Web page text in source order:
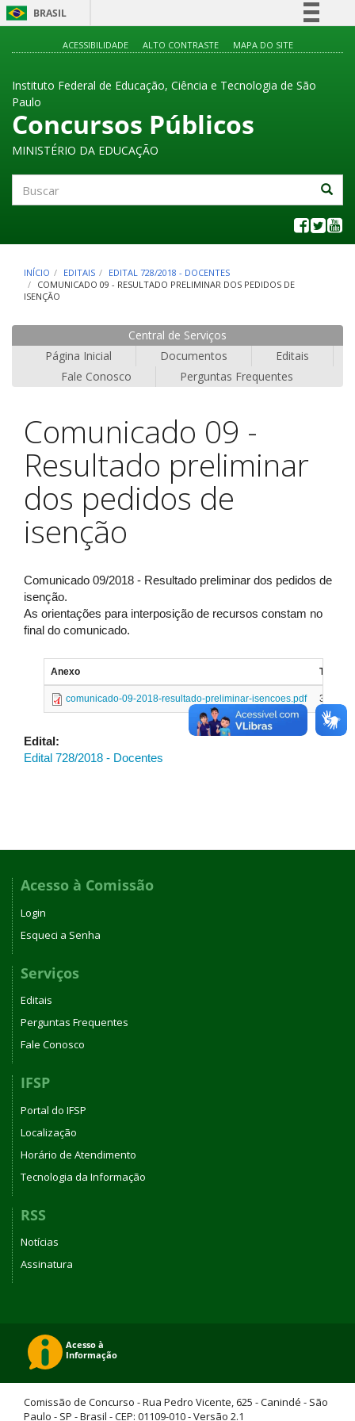
BRASIL
Participe
Legislação
ACESSIBILIDADE ALTO CONTRASTE MAPA DO SITE
Instituto Federal de Educação, Ciência e Tecnologia de São
Paulo
Concursos Públicos
MINISTÉRIO DA EDUCAÇÃO
INÍCIO EDITAIS
EDITAL 728/2018 - DOCENTES
COMUNICADO 09 - RESULTADO PRELIMINAR DOS PEDIDOS DE
ISENÇÃO
Central de Serviços
Página Inicial
Documentos
Editais
Fale Conosco
Perguntas Frequentes
Comunicado 09 -
Resultado preliminar
dos pedidos de
isenção
Comunicado 09/2018 - Resultado preliminar dos pedidos de
isenção.
As orientações para interposição de recursos constam no
final do comunicado.
Anexo
comunicado-09-2018-resultado-preliminar-isencoes.pdf 371.46
Edital:
Edital 728/2018 - Docentes
Acesso à Comissão
Login
Esqueci a Senha
Serviços
Editais
Perguntas Frequentes
Fale Conosco
IFSP
Portal do IFSP
Localização
Horário de Atendimento
Tecnologia da Informação
RSS
Notícias
Assinatura
Comissão de Concurso - Rua Pedro Vicente, 625 - Canindé - São
Paulo - SP - Brasil - CEP: 01109-010 - Versão 2.1